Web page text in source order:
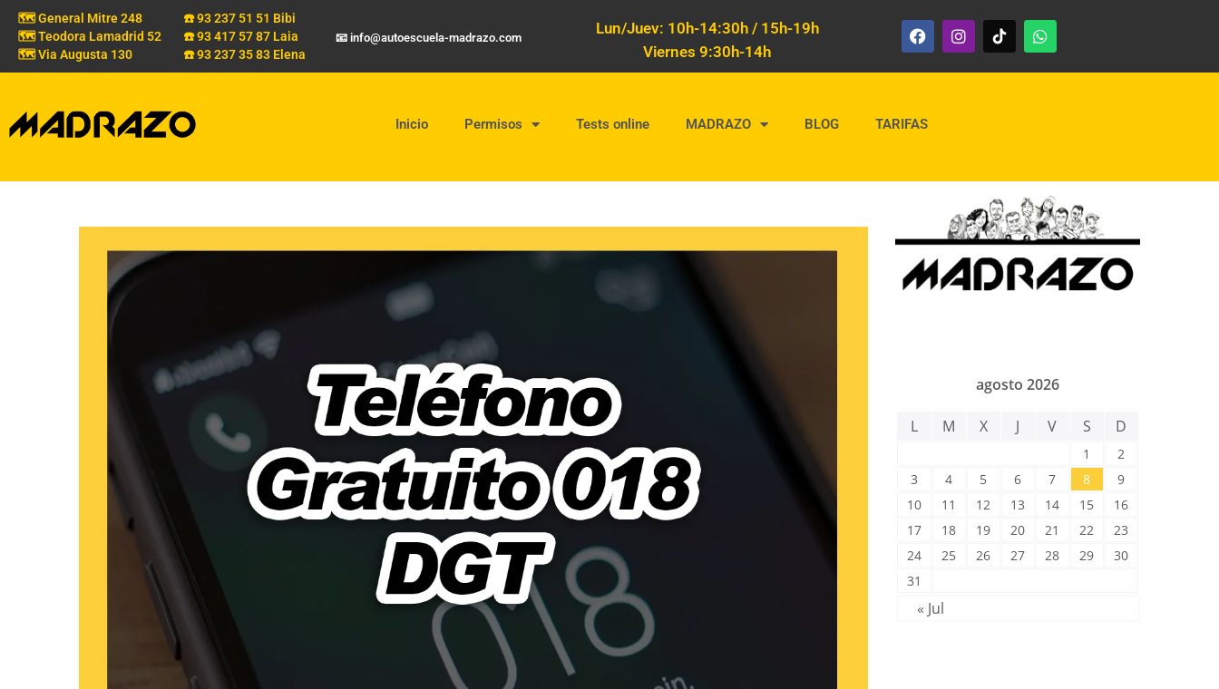
🗺️ General Mitre 248
🗺️ Teodora Lamadrid 52
🗺️ Via Augusta 130
☎️ 93 237 51 51 Bibi
☎️ 93 417 57 87 Laia
☎️ 93 237 35 83 Elena
📧 info@autoescuela-madrazo.com
Lun/Juev: 10h-14:30h / 15h-19h
Viernes 9:30h-14h
Inicio Permisos Tests online MADRAZO BLOG TARIFAS
agosto 2026
L M X J V S D
1
2
3
4 5 6 7 8
9
10
11 12 13 14 15
16
17
18 19 20 21 22
23
24
25 26 27 28 29
30
31
« Jul